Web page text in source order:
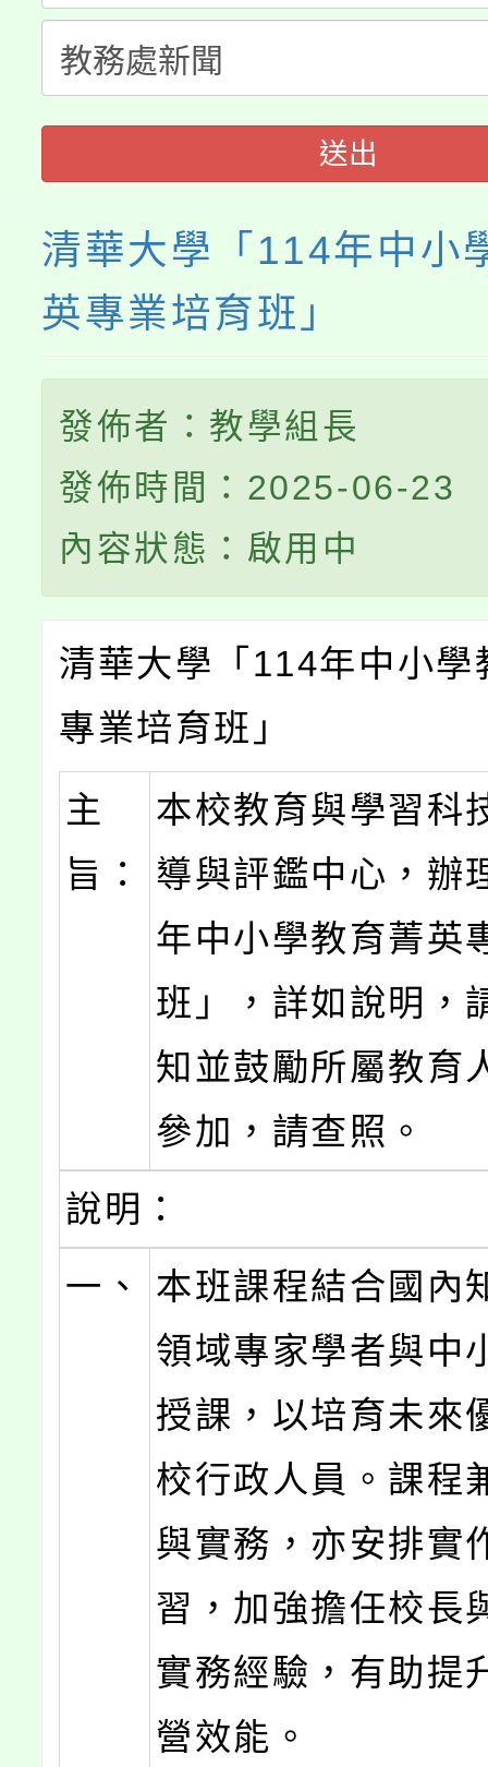
會
115年食農教育專業人
程
送出
清華大學「114年中小
英專業培育班」
發佈者：教學組長
發佈時間：2025-06-23
內容狀態：啟用中
清華大學「114年中小學
專業培育班」
主
旨：
本校教育與學習科
導與評鑑中心，辦
年中小學教育菁英
班」，詳如說明，
知並鼓勵所屬教育
參加，請查照。
說明：
一、
本班課程結合國內
領域專家學者與中
授課，以培育未來
校行政人員。課程
與實務，亦安排實
習，加強擔任校長
實務經驗，有助提
營效能。